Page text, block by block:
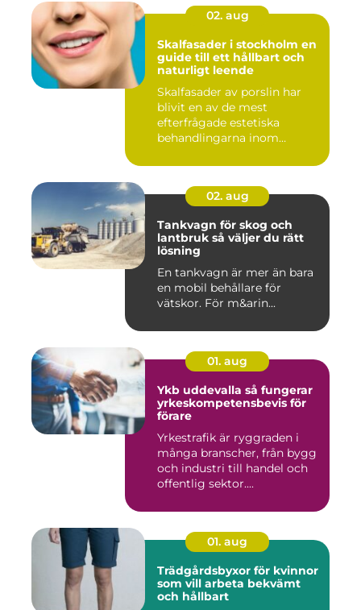
02. aug
Skalfasader i stockholm en
guide till ett hållbart och
naturligt leende
Skalfasader av porslin har
blivit en av de mest
efterfrågade estetiska
behandlingarna inom
02. aug
Tankvagn för skog och
lantbruk så väljer du rätt
lösning
En tankvagn är mer än bara
en mobil behållare för
vätskor. För m&arin...
01. aug
Ykb uddevalla så fungerar
yrkeskompetensbevis för
förare
Yrkestrafik är ryggraden i
många branscher, från bygg
och industri till handel och
offentlig sektor....
01. aug
Trädgårdsbyxor för kvinnor
som vill arbeta bekvämt
och hållbart